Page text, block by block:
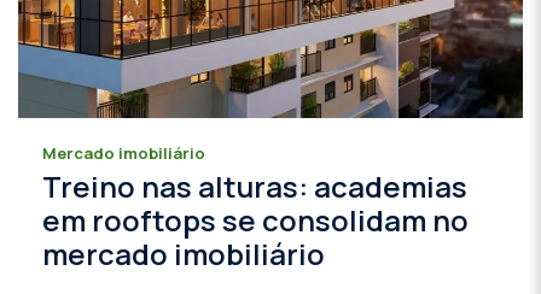
Mercado imobiliário
Treino nas alturas: academias
em rooftops se consolidam no
mercado imobiliário